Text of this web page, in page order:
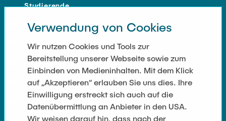
Studierende
Kontakt
Anfahrt
Presse und Medien
Merchandise-Shop
Cookie-Einstellungen
Verwendung von Cookies
Wir nutzen Cookies und Tools zur
Bereitstellung unserer Webseite sowie zum
Einbinden von Medieninhalten. Mit dem Klick
auf „Akzeptieren“ erlauben Sie uns dies. Ihre
Einwilligung erstreckt sich auch auf die
Datenübermittlung an Anbieter in den USA.
Wir weisen darauf hin, dass nach der